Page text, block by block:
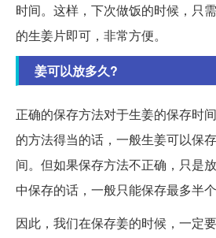
时间。这样，下次做饭的时候，只
的生姜片即可，非常方便。
姜可以放多久?
正确的保存方法对于生姜的保存时
的方法得当的话，一般生姜可以保
间。但如果保存方法不正确，只是
中保存的话，一般只能保存最多半个
因此，我们在保存姜的时候，一定